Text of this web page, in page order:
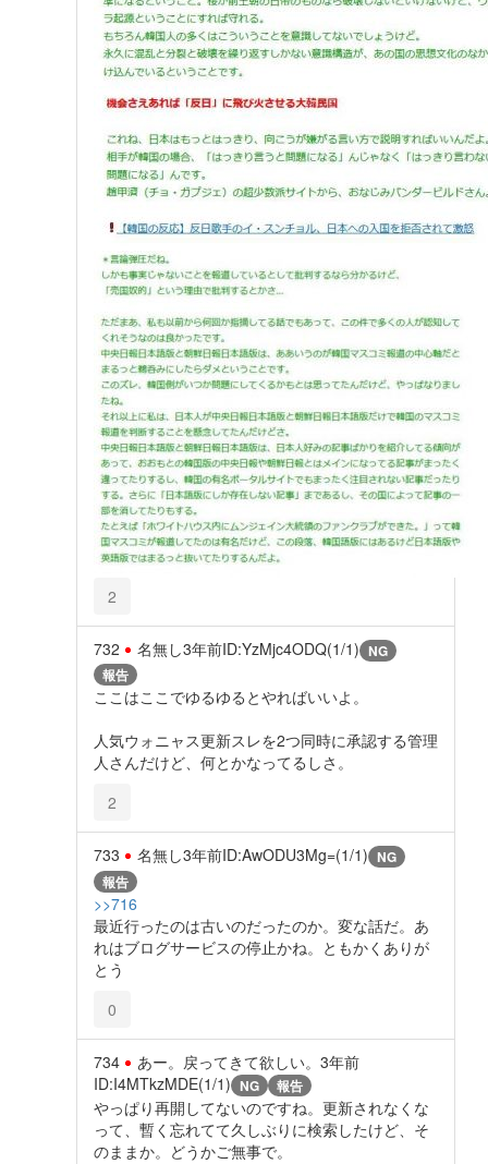
2
732 名無し3年前ID:YzMjc4ODQ(1/1) NG
報告
ここはここでゆるゆるとやればいいよ。
人気ウォニャス更新スレを2つ同時に承認する管理
人さんだけど、何とかなってるしさ。
2
733 名無し3年前ID:AwODU3Mg=(1/1) NG
報告
>>716
最近行ったのは古いのだったのか。変な話だ。あ
れはブログサービスの停止かね。ともかくありが
とう
0
734 あー。戻ってきて欲しい。 3年前
ID:I4MTkzMDE(1/1) NG 報告
やっぱり再開してないのですね。更新されなくな
って、暫く忘れてて久しぶりに検索したけど、そ
のままか。どうかご無事で。